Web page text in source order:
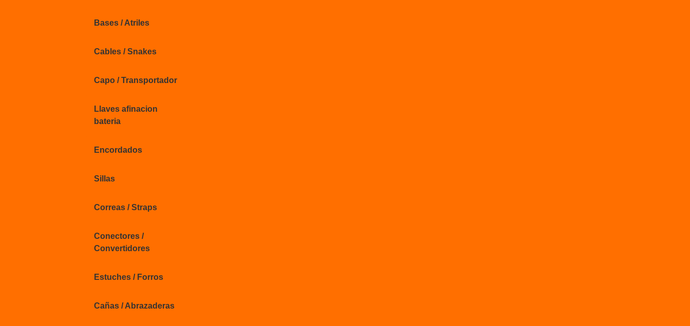
Bases / Atriles
Cables / Snakes
Capo / Transportador
Llaves afinacion
bateria
Encordados
Sillas
Correas / Straps
Conectores /
Convertidores
Estuches / Forros
Cañas / Abrazaderas